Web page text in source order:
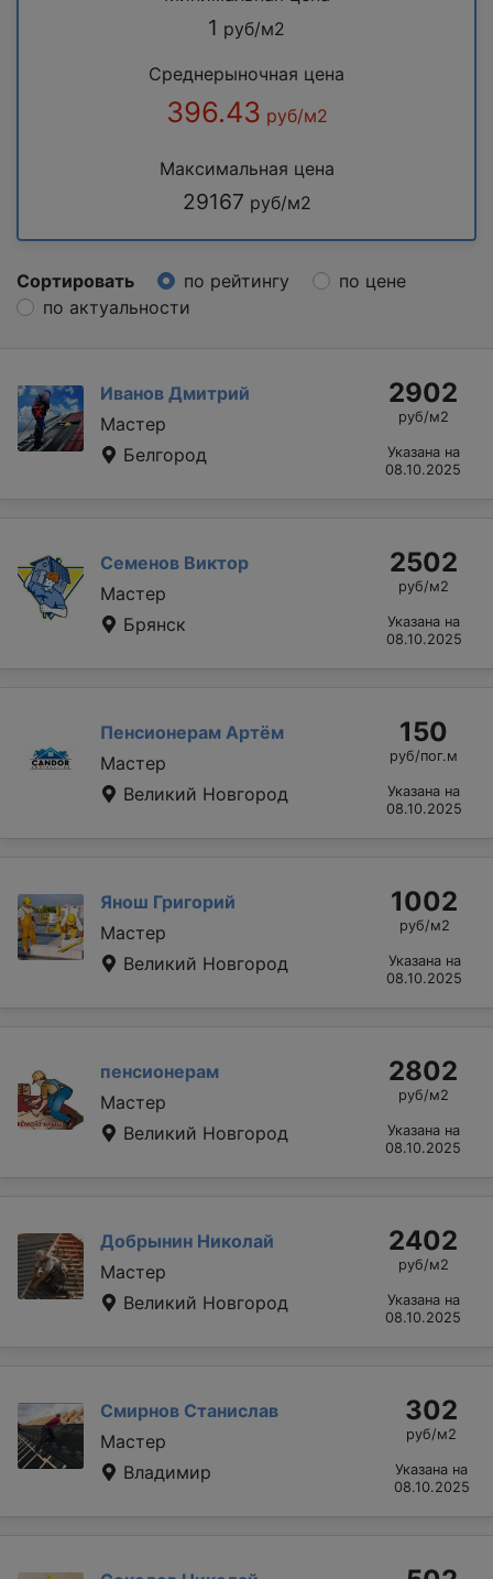
1 руб/м2
Среднерыночная цена
396.43 руб/м2
Максимальная цена
29167 руб/м2
Сортировать по рейтингу
по цене
по актуальности
Иванов Дмитрий
Мастер
Белгород
2902
руб/м2
Указана на
08.10.2025
Семенов Виктор
Мастер
Брянск
2502
руб/м2
Указана на
08.10.2025
Пенсионерам Артём
Мастер
Великий Новгород
150
руб/пог.м
Указана на
08.10.2025
Янош Григорий
Мастер
Великий Новгород
1002
руб/м2
Указана на
08.10.2025
пенсионерам
Мастер
Великий Новгород
2802
руб/м2
Указана на
08.10.2025
Добрынин Николай
Мастер
Великий Новгород
2402
руб/м2
Указана на
08.10.2025
Смирнов Станислав
Мастер
Владимир
302
руб/м2
Указана на
08.10.2025